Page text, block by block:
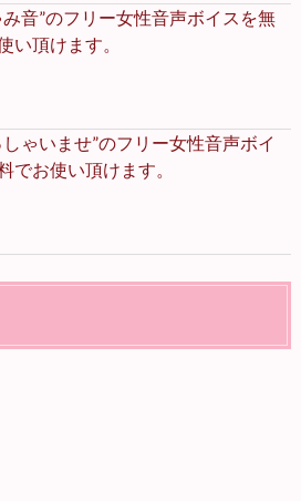
み音”のフリー女性音声ボイスを無
い頂けます。
しゃいませ”のフリー女性音声ボイ
でお使い頂けます。